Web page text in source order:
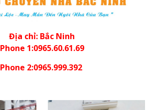
Địa chỉ: Bắc Ninh
Phone 1:0965.60.61.69
Phone 2:0965.999.392